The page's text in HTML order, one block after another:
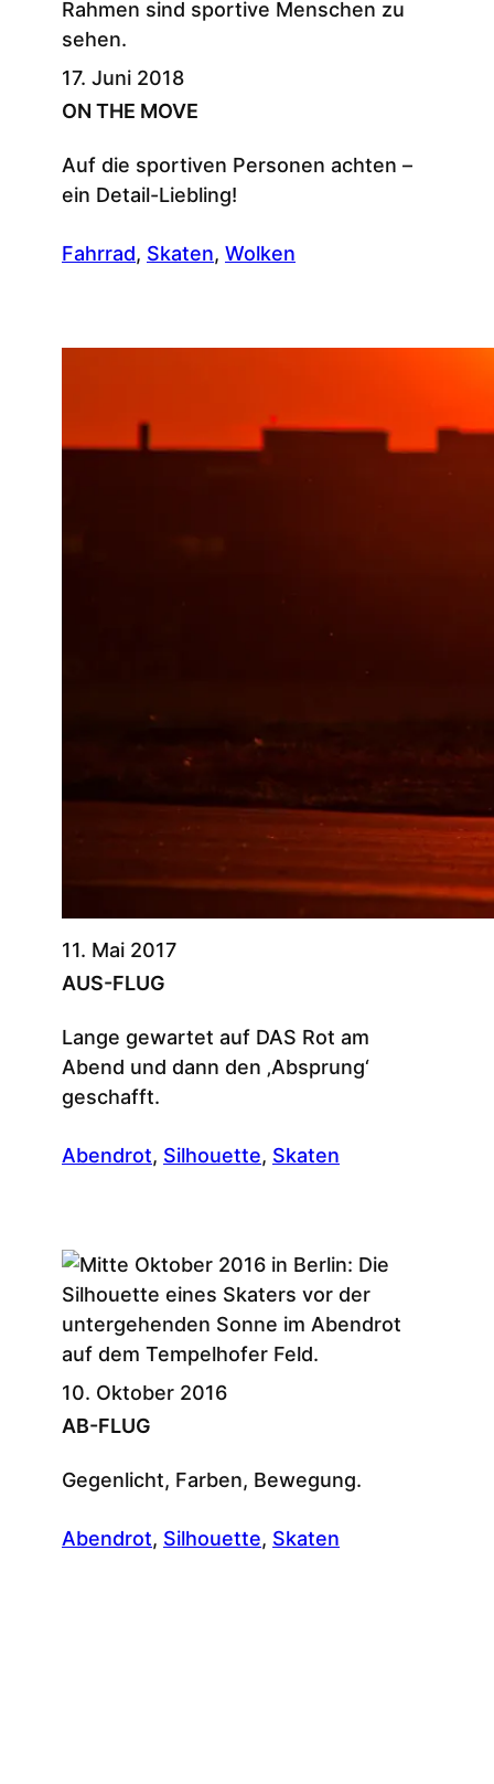
17. Juni 2018
ON THE MOVE
Auf die sportiven Personen achten –
ein Detail-Liebling!
Fahrrad, Skaten, Wolken
11. Mai 2017
AUS-FLUG
Lange gewartet auf DAS Rot am
Abend und dann den ‚Absprung‘
geschafft.
Abendrot, Silhouette, Skaten
10. Oktober 2016
AB-FLUG
Gegenlicht, Farben, Bewegung.
Abendrot, Silhouette, Skaten